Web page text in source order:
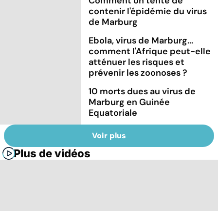
contenir l'épidémie du virus
de Marburg
Ebola, virus de Marburg...
comment l'Afrique peut-elle
atténuer les risques et
prévenir les zoonoses ?
10 morts dues au virus de
Marburg en Guinée
Equatoriale
Voir plus
Plus de vidéos